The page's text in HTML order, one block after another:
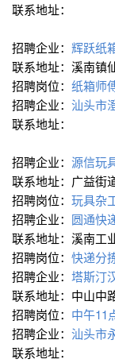
联系地址：
招聘企业： 辉跃纸
联系地址：溪南镇
招聘岗位： 纸箱师
招聘企业： 汕头市
联系地址：
招聘企业： 源信玩
联系地址：广益街
招聘岗位： 玩具杂
招聘企业： 圆通快
联系地址：溪南工
招聘岗位： 快递分
招聘企业： 塔斯汀
联系地址：中山中
招聘岗位： 中午11
招聘企业： 汕头市
联系地址：